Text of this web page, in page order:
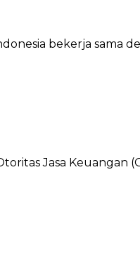
bekerja sama
Jasa Keuangan